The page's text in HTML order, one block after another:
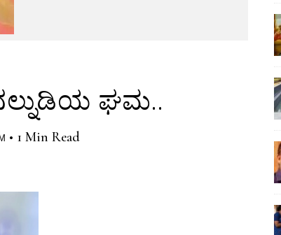
ಘಮ..
• 1 Min Read